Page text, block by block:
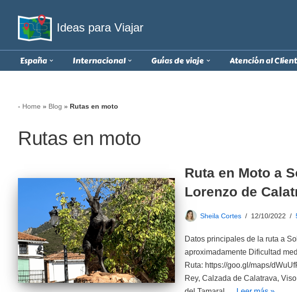
Saltar
contenido
Ideas para Viajar
España Internacional Guías de viaje Atención al
- Home » Blog » Rutas en moto
Rutas en moto
Ruta en Moto a
Lorenzo de
Sheila Cortes 12/10/2022
Datos principales de la ruta a
aproximadamente Dificultad
Ruta: https://goo.gl/maps/
Rey, Calzada de Calatrava,